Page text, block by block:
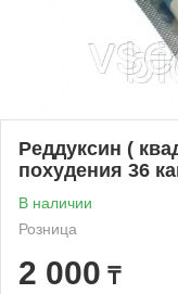
Реддуксин (
похудения 36
В наличии
Розница
2 000 ₸